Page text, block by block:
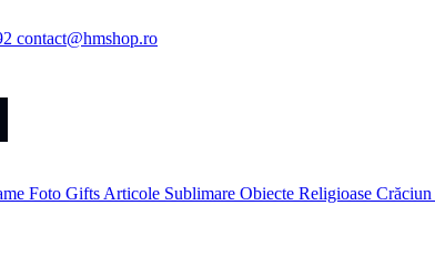
contact@hmshop.ro
Foto Gifts Articole Sublimare Obiecte Religioase Crăciun